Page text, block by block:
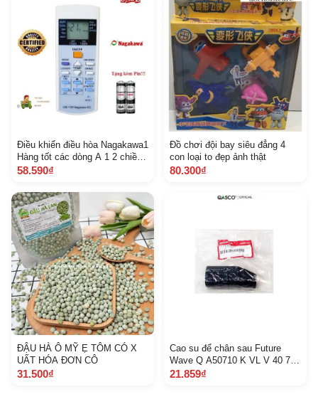
Điều khiển điều hòa Nagakawa1
Hàng tốt các dòng A 1 2 chiều
Inverter
58.590₫
Đồ chơi đội bay siêu đẳng 4
con loại to đẹp ảnh thật
80.300₫
ĐẬU HÀ Ô MỸ Ẹ TÔM CÓ X
UẤT HÓA ĐƠN CÔ
31.500₫
Cao su để chân sau Future
Wave Q A50710 K VL V 40 7 B
3 X
21.859₫